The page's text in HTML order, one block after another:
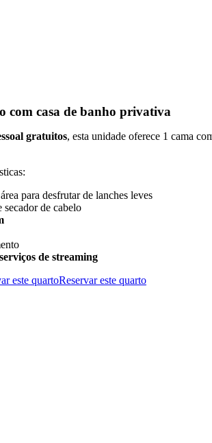
com casa de banho privativa
gratuitos, esta unidade oferece 1 cama
para desfrutar de lanches leves
de cabelo
de streaming
este quartoReservar este quarto